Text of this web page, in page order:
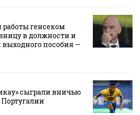
генсеком
в должности и
пособия —
сыграли вничью